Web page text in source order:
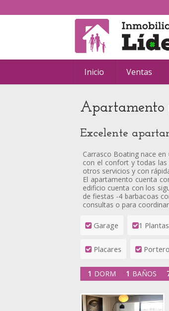
Inicio Ventas
Apartamento
Excelente
Carrasco Boating nace
con el confort y todas las
otros servicios y con
El apartamento cuenta
edificio cuenta con los
de fiestas -4 barbacoas
consultas o para
Garage 1 Plantas
Placares Portero
1 DORM 1 BAÑOS